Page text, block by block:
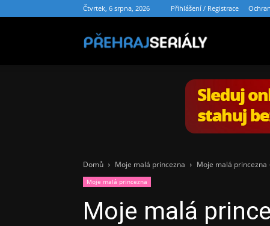
Čtvrtek, 6 srpna, 2026 Přihlášení / Registrace
Domů Moje malá princezna Moje malá princezna
Moje malá princezna
Moje malá